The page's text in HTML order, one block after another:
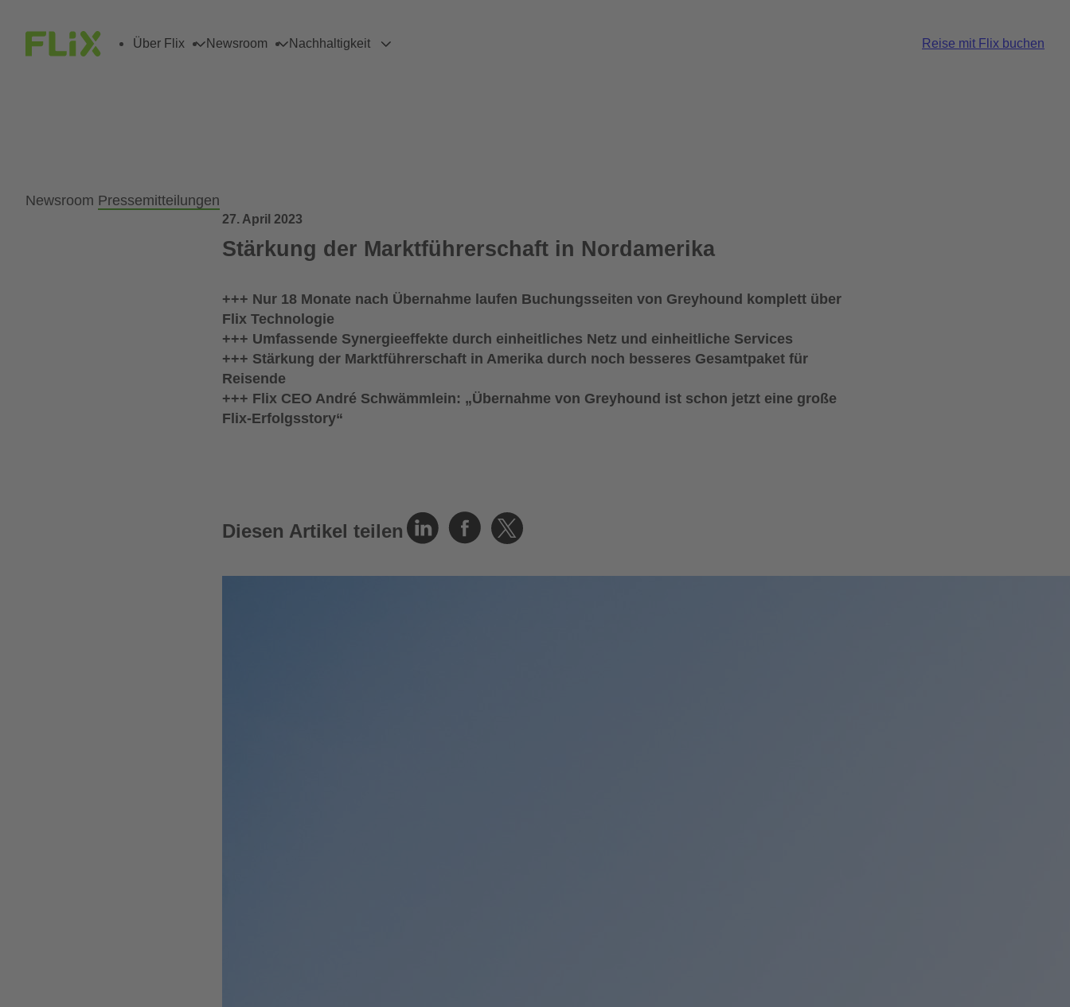
Über Flix Newsroom Nachhaltigkeit Reise mit Flix buchen
Newsroom Pressemitteilungen
27. April 2023
Stärkung der Marktführerschaft in Nordamerika
+++ Nur 18 Monate nach Übernahme laufen Buchungsseiten von Greyhound komplett über
Flix Technologie
+++ Umfassende Synergieeffekte durch einheitliches Netz und einheitliche Services
+++ Stärkung der Marktführerschaft in Amerika durch noch besseres Gesamtpaket für
Reisende
+++ Flix CEO André Schwämmlein: „Übernahme von Greyhound ist schon jetzt eine große
Flix-Erfolgsstory“
Diesen Artikel teilen